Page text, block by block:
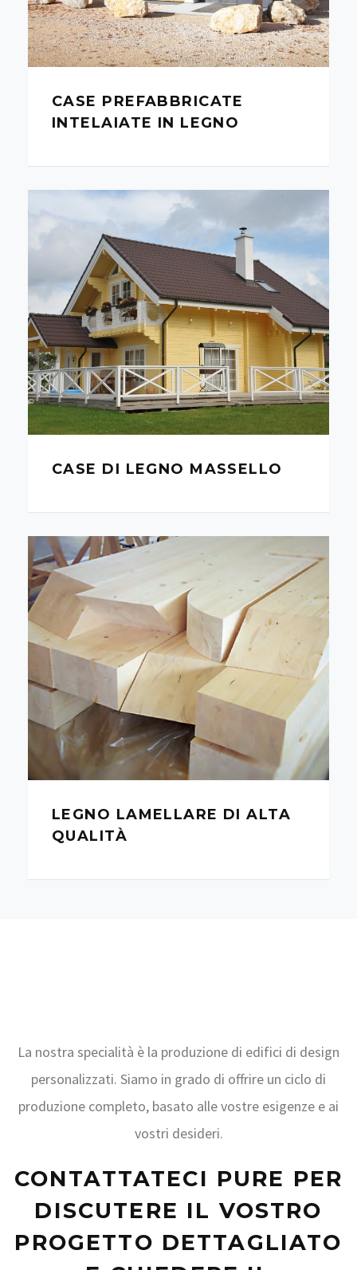
CASE PREFABBRICATE
INTELAIATE IN LEGNO
CASE DI LEGNO MASSELLO
LEGNO LAMELLARE DI ALTA
QUALITÀ
La nostra specialità è la produzione di edifici di design
personalizzati. Siamo in grado di offrire un ciclo di
produzione completo, basato alle vostre esigenze e ai
vostri desideri.
CONTATTATECI PURE PER
DISCUTERE IL VOSTRO
PROGETTO DETTAGLIATO